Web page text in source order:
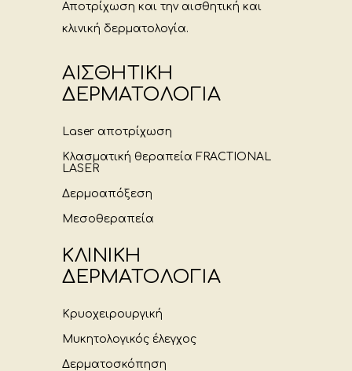
Αποτρίχωση και την αισθητική και
κλινική δερματολογία.
ΑΙΣΘΗΤΙΚΗ
ΔΕΡΜΑΤΟΛΟΓΙΑ
Laser αποτρίχωση
Κλασματική θεραπεία FRACTIONAL
LASER
Δερμοαπόξεση
Μεσοθεραπεία
ΚΛΙΝΙΚΗ
ΔΕΡΜΑΤΟΛΟΓΙΑ
Κρυοχειρουργική
Μυκητολογικός έλεγχος
Δερματοσκόπηση